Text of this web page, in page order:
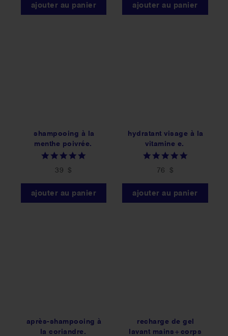
ajouter au panier ajouter au panier
shampooing à la
menthe poivrée.
39 $
ajouter au panier
hydratant visage à la
vitamine e.
76 $
ajouter au panier
après-shampooing à
la coriandre.
recharge de gel
lavant mains+corps